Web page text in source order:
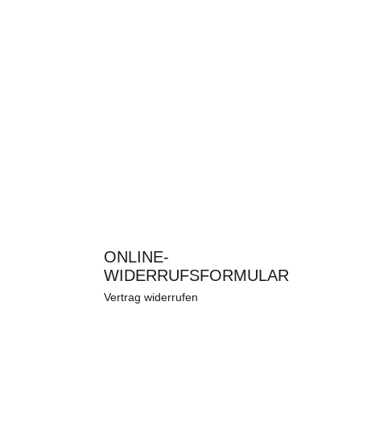
ONLINE-
WIDERRUFSFORMULAR
Vertrag widerrufen